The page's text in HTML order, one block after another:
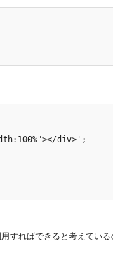
div>';
すればできると考えてい